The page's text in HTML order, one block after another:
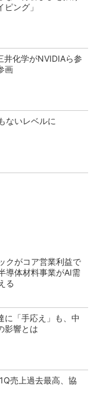
ング」
井化学がNVIDIAら参
画
ないレベルに
クがコア営業利益で
導体材料事業がAI需
る
に「手応え」も、中
影響とは
売上過去最高、協